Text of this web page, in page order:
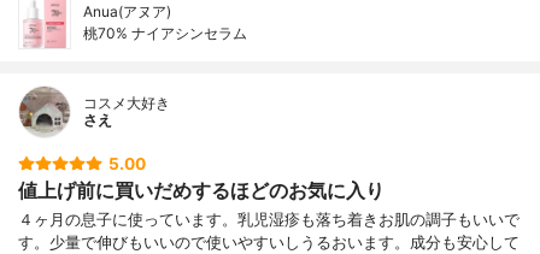
Anua(アヌア)
桃70% ナイアシンセラム
コスメ大好き
さえ
5.00
値上げ前に買いだめするほどのお気に入り
４ヶ月の息子に使っています。乳児湿疹も落ち着きお肌の調子もいいで
す。少量で伸びもいいので使いやすいしうるおいます。成分も安心して